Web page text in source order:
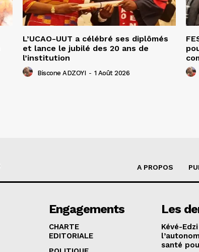
L’UCAO-UUT a célébré ses diplômés
et lance le jubilé des 20 ans de
l’institution
Biscone ADZOYI - 1 Août 2026
A PROPOS
Engagements
CHARTE
EDITORIALE
Les
Kévé-
santé